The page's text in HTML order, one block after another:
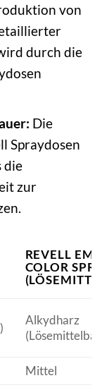
von
durch die
Die
Spraydosen
die
zur
REVELL
COLOR
Alkydharz
Mittel